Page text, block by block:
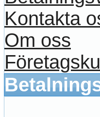
Kontakta
Om oss